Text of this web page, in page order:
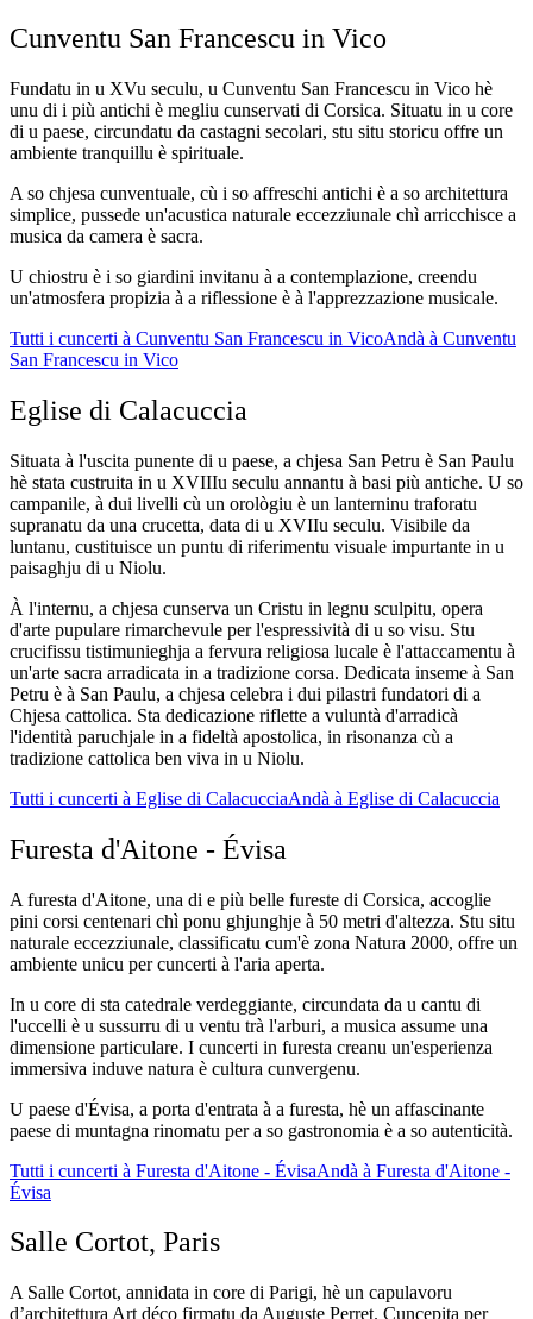
Cunventu San Francescu in Vico
Fundatu in u XVu seculu, u Cunventu San Francescu in Vico hè
unu di i più antichi è megliu cunservati di Corsica. Situatu in u core
di u paese, circundatu da castagni secolari, stu situ storicu offre un
ambiente tranquillu è spirituale.
A so chjesa cunventuale, cù i so affreschi antichi è a so architettura
simplice, pussede un'acustica naturale eccezziunale chì arricchisce a
musica da camera è sacra.
U chiostru è i so giardini invitanu à a contemplazione, creendu
un'atmosfera propizia à a riflessione è à l'apprezzazione musicale.
Tutti i cuncerti à Cunventu San Francescu in VicoAndà à Cunventu
San Francescu in Vico
Eglise di Calacuccia
Situata à l'uscita punente di u paese, a chjesa San Petru è San Paulu
hè stata custruita in u XVIIIu seculu annantu à basi più antiche. U so
campanile, à dui livelli cù un orològiu è un lanterninu traforatu
supranatu da una crucetta, data di u XVIIu seculu. Visibile da
luntanu, custituisce un puntu di riferimentu visuale impurtante in u
paisaghju di u Niolu.
À l'internu, a chjesa cunserva un Cristu in legnu sculpitu, opera
d'arte pupulare rimarchevule per l'espressività di u so visu. Stu
crucifissu tistimunieghja a fervura religiosa lucale è l'attaccamentu à
un'arte sacra arradicata in a tradizione corsa. Dedicata inseme à San
Petru è à San Paulu, a chjesa celebra i dui pilastri fundatori di a
Chjesa cattolica. Sta dedicazione riflette a vuluntà d'arradicà
l'identità paruchjale in a fideltà apostolica, in risonanza cù a
tradizione cattolica ben viva in u Niolu.
Tutti i cuncerti à Eglise di CalacucciaAndà à Eglise di Calacuccia
Furesta d'Aitone - Évisa
A furesta d'Aitone, una di e più belle fureste di Corsica, accoglie
pini corsi centenari chì ponu ghjunghje à 50 metri d'altezza. Stu situ
naturale eccezziunale, classificatu cum'è zona Natura 2000, offre un
ambiente unicu per cuncerti à l'aria aperta.
In u core di sta catedrale verdeggiante, circundata da u cantu di
l'uccelli è u sussurru di u ventu trà l'arburi, a musica assume una
dimensione particulare. I cuncerti in furesta creanu un'esperienza
immersiva induve natura è cultura cunvergenu.
U paese d'Évisa, a porta d'entrata à a furesta, hè un affascinante
paese di muntagna rinomatu per a so gastronomia è a so autenticità.
Tutti i cuncerti à Furesta d'Aitone - ÉvisaAndà à Furesta d'Aitone -
Évisa
Salle Cortot, Paris
A Salle Cortot, annidata in core di Parigi, hè un capulavoru
d’architettura Art déco firmatu da Auguste Perret. Cuncepita per